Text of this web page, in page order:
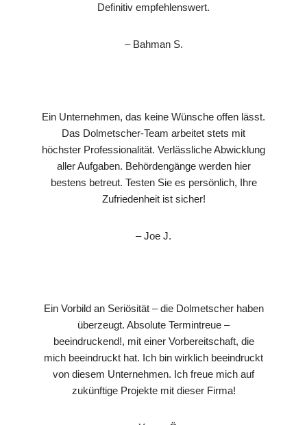
Definitiv empfehlenswert.
– Bahman S.
Ein Unternehmen, das keine Wünsche offen lässt.
Das Dolmetscher-Team arbeitet stets mit
höchster Professionalität. Verlässliche Abwicklung
aller Aufgaben. Behördengänge werden hier
bestens betreut. Testen Sie es persönlich, Ihre
Zufriedenheit ist sicher!
– Joe J.
Ein Vorbild an Seriösität – die Dolmetscher haben
überzeugt. Absolute Termintreue –
beeindruckend!, mit einer Vorbereitschaft, die
mich beeindruckt hat. Ich bin wirklich beeindruckt
von diesem Unternehmen. Ich freue mich auf
zukünftige Projekte mit dieser Firma!